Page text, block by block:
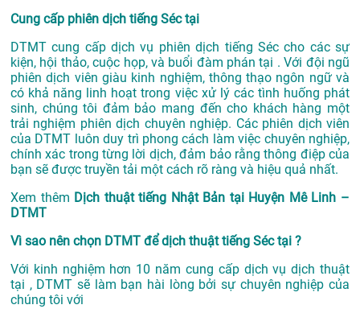
Cung cấp phiên dịch tiếng Séc tại
DTMT cung cấp dịch vụ phiên dịch tiếng Séc cho các sự
kiện, hội thảo, cuộc họp, và buổi đàm phán tại . Với đội ngũ
phiên dịch viên giàu kinh nghiệm, thông thạo ngôn ngữ và
có khả năng linh hoạt trong việc xử lý các tình huống phát
sinh, chúng tôi đảm bảo mang đến cho khách hàng một
trải nghiệm phiên dịch chuyên nghiệp. Các phiên dịch viên
của DTMT luôn duy trì phong cách làm việc chuyên nghiệp,
chính xác trong từng lời dịch, đảm bảo rằng thông điệp của
bạn sẽ được truyền tải một cách rõ ràng và hiệu quả nhất.
Xem thêm Dịch thuật tiếng Nhật Bản tại Huyện Mê Linh –
DTMT
Vì sao nên chọn DTMT để dịch thuật tiếng Séc tại ?
Với kinh nghiệm hơn 10 năm cung cấp dịch vụdịch thuật
tại , DTMT sẽ làm bạn hài lòng bởi sự chuyên nghiệp của
chúng tôi với